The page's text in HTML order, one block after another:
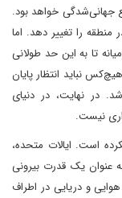
جهانی‌شدگی خواهد بود.
را تغییر دهد. اما
تا به این حد طولانی
نباید انتظار پایان
در نهایت، در دنیای
نیست.
است. ایالات متحده،
یک قدرت بیرونی
و دریایی در اطراف